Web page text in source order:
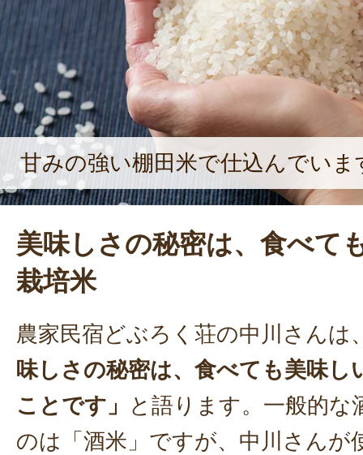
甘みの強い棚田米で仕込んでいま
美味しさの秘密は、食べて
栽培米
農家民宿どぶろく荘の中川さんは
味しさの秘密は、食べても美味し
ことです」
と語ります。一般的な
のは「酒米」ですが、中川さんが